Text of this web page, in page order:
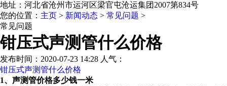
地址：河北省沧州市运河区梁官屯沧运集团2007第834号
您的位置： 主页 > 新闻动态 > 常见问题 >
常见问题
钳压式声测管什么价格
发布时间：2020-07-23 14:28 人气：
钳压式声测管什么价格
1、声测管价格多少钱一米